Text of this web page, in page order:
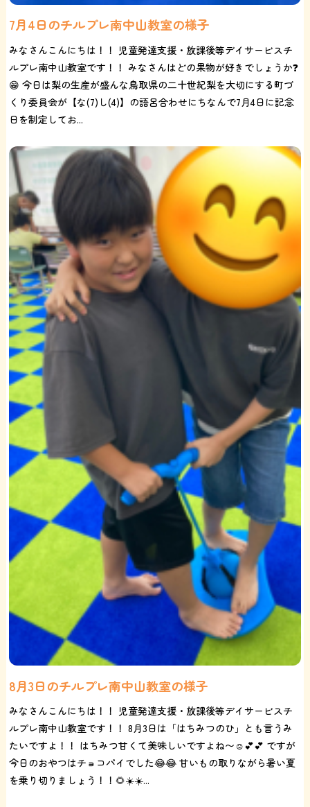
7月4日のチルプレ南中山教室の様子
みなさんこんにちは！！ 児童発達支援・放課後等デイサービスチ
ルプレ南中山教室です！！ みなさんはどの果物が好きでしょうか❓
😁 今日は梨の生産が盛んな鳥取県の二十世紀梨を大切にする町づ
くり委員会が【な(7)し(4)】の語呂合わせにちなんで7月4日に記念
日を制定してお...
8月3日のチルプレ南中山教室の様子
みなさんこんにちは！！ 児童発達支援・放課後等デイサービスチ
ルプレ南中山教室です！！ 8月3日は「はちみつのひ」とも言うみ
たいですよ！！ はちみつ甘くて美味しいですよね〜☺️💕💕 ですが
今日のおやつはチョコパイでした😂😂 甘いもの取りながら暑い夏
を乗り切りましょう！！🌻☀️☀️...